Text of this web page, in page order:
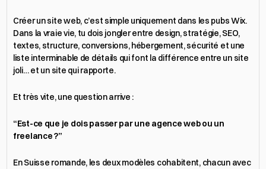
Créer un site web, c’est simple uniquement dans les pubs Wix.
Dans la vraie vie, tu dois jongler entre design, stratégie, SEO,
textes, structure, conversions, hébergement, sécurité et une
liste interminable de détails qui font la différence entre un site
joli… et un site qui rapporte.
Et très vite, une question arrive :
“Est-ce que je dois passer par une agence web ou un
freelance ?”
En Suisse romande, les deux modèles cohabitent, chacun avec